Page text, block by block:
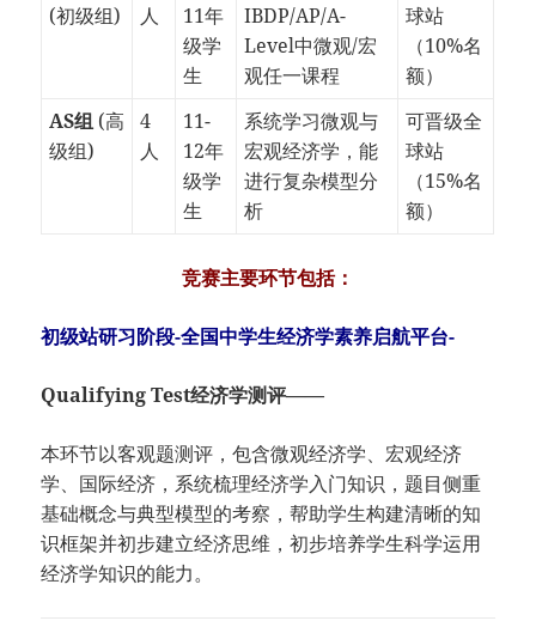
(初级组) 人
11年
级学
生
IBDP/AP/A-
Level中微观/宏
观任一课程
球站
（10%名
额）
​AS组​ ​ (高
级组)
4
人
11-
12年
级学
生
系统学习微观与
宏观经济学，能
进行复杂模型分
析
可晋级全
球站
（15%名
额）
​竞赛主要环节包括：​
初级站研习阶段-全国中学生经济学素养启航平台-
Qualifying Test经济学测评——
本环节以客观题测评，包含微观经济学、宏观经济
学、国际经济，系统梳理经济学入门知识，题目侧重
基础概念与典型模型的考察，帮助学生构建清晰的知
识框架并初步建立经济思维，初步培养学生科学运用
经济学知识的能力。